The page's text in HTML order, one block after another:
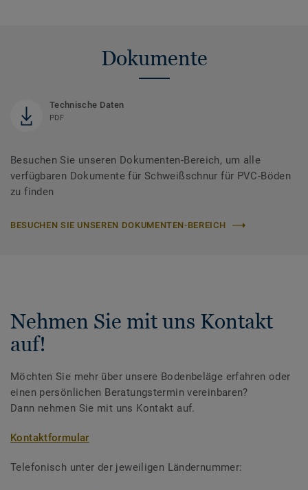
Dokumente
Technische Daten
PDF
Besuchen Sie unseren Dokumenten-Bereich, um alle
verfügbaren Dokumente für Schweißschnur für PVC-Böden
zu finden
BESUCHEN SIE UNSEREN DOKUMENTEN-BEREICH
Nehmen Sie mit uns Kontakt
auf!
Möchten Sie mehr über unsere Bodenbeläge erfahren oder
einen persönlichen Beratungstermin vereinbaren?
Dann nehmen Sie mit uns Kontakt auf.
Kontaktformular
Telefonisch unter der jeweiligen Ländernummer: